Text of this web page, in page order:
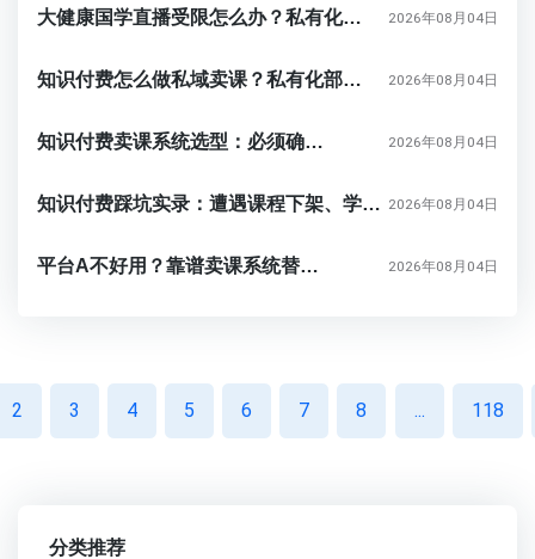
大健康国学直播受限怎么办？私有化部署私域直播系统和卖课系统怎么选？ 2026年08月04日
知识付费怎么做私域卖课？私有化部署卖课系统与数据安全避坑指南 2026年08月04日
知识付费卖课系统选型：必须确认的10个核心功能 2026年08月04日
知识付费踩坑实录：遭遇课程下架、学员数据丢失后我为什么换了私有化部署卖课系统 2026年08月04日
平台A不好用？靠谱卖课系统替代方案选型参考 2026年08月04日
2 3 4 5 6 7 8 ... 118
分类推荐